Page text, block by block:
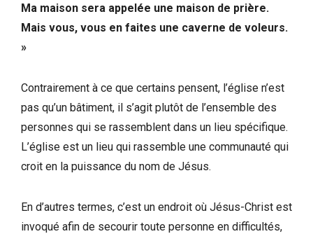
Ma maison sera appelée une maison de prière.
Mais vous, vous en faites une caverne de voleurs.
»
Contrairement à ce que certains pensent, l’église n’est
pas qu’un bâtiment, il s’agit plutôt de l’ensemble des
personnes qui se rassemblent dans un lieu spécifique.
L’église est un lieu qui rassemble une communauté qui
croit en la puissance du nom de Jésus.
En d’autres termes, c’est un endroit où Jésus-Christ est
invoqué afin de secourir toute personne en difficultés,